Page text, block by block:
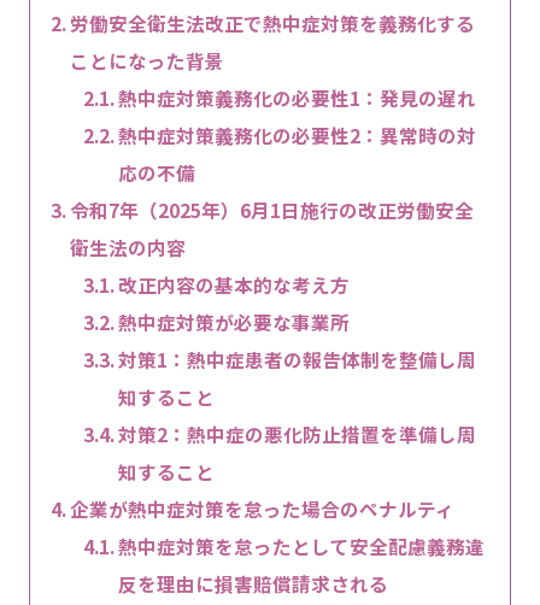
労働安全衛生法改正で熱中症対策を義務化する
ことになった背景
熱中症対策義務化の必要性1：発見の遅れ
熱中症対策義務化の必要性2：異常時の対
応の不備
令和7年（2025年）6月1日施行の改正労働安全
衛生法の内容
改正内容の基本的な考え方
熱中症対策が必要な事業所
対策1：熱中症患者の報告体制を整備し周
知すること
対策2：熱中症の悪化防止措置を準備し周
知すること
企業が熱中症対策を怠った場合のペナルティ
熱中症対策を怠ったとして安全配慮義務違
反を理由に損害賠償請求される